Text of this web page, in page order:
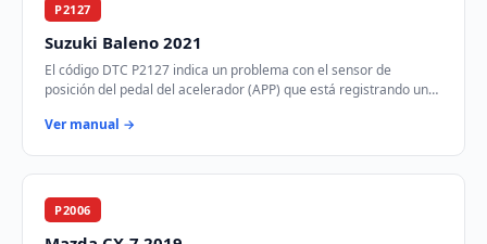
P2127
Suzuki Baleno 2021
El código DTC P2127 indica un problema con el sensor de
posición del pedal del acelerador (APP) que está registrando un
Ver manual →
P2006